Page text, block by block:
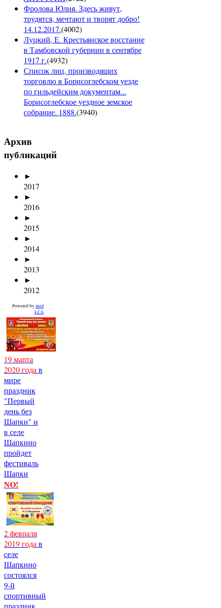
Фролова Юлия. Здесь живут,
трудятся, мечтают и творят добро!
14.12.2017.(4002)
Луцкий, Е. Крестьянское восстание
в Тамбовской губернии в сентябре
1917 г.(4932)
Список лиц, производящих
торговлю в Борисоглебском уезде
по гильдейским документам...
Борисоглебское уездное земское
собрание. 1888.(3940)
Архив
публикаций
►
2017
►
2016
►
2015
►
2014
►
2013
►
2012
Powered by mod
LCA
19 марта
2020 года в
мире
праздник
"Первый
день без
Шапки" и
в селе
Шапкино
пройдет
фестиваль
Шапки
NO!
2 февраля
2019 года в
селе
Шапкино
состоялся
9-й
спортивный
праздник